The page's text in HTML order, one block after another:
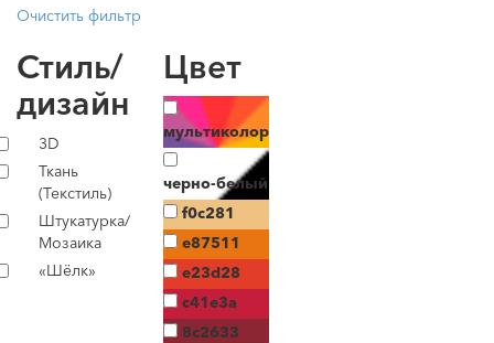
Очистить фильтр
Стиль/
дизайн
3D
Ткань
(Текстиль)
Штукатурка/
Мозаика
«Шёлк»
Цвет
мультиколор
черно-белый
f0c281
e87511
e23d28
c41e3a
8c2633